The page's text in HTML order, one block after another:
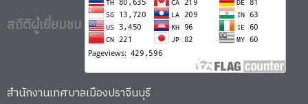
สถิติผู้เยี่ยมชม
สำนักงานเทศบาลเมืองปราจีนบุรี